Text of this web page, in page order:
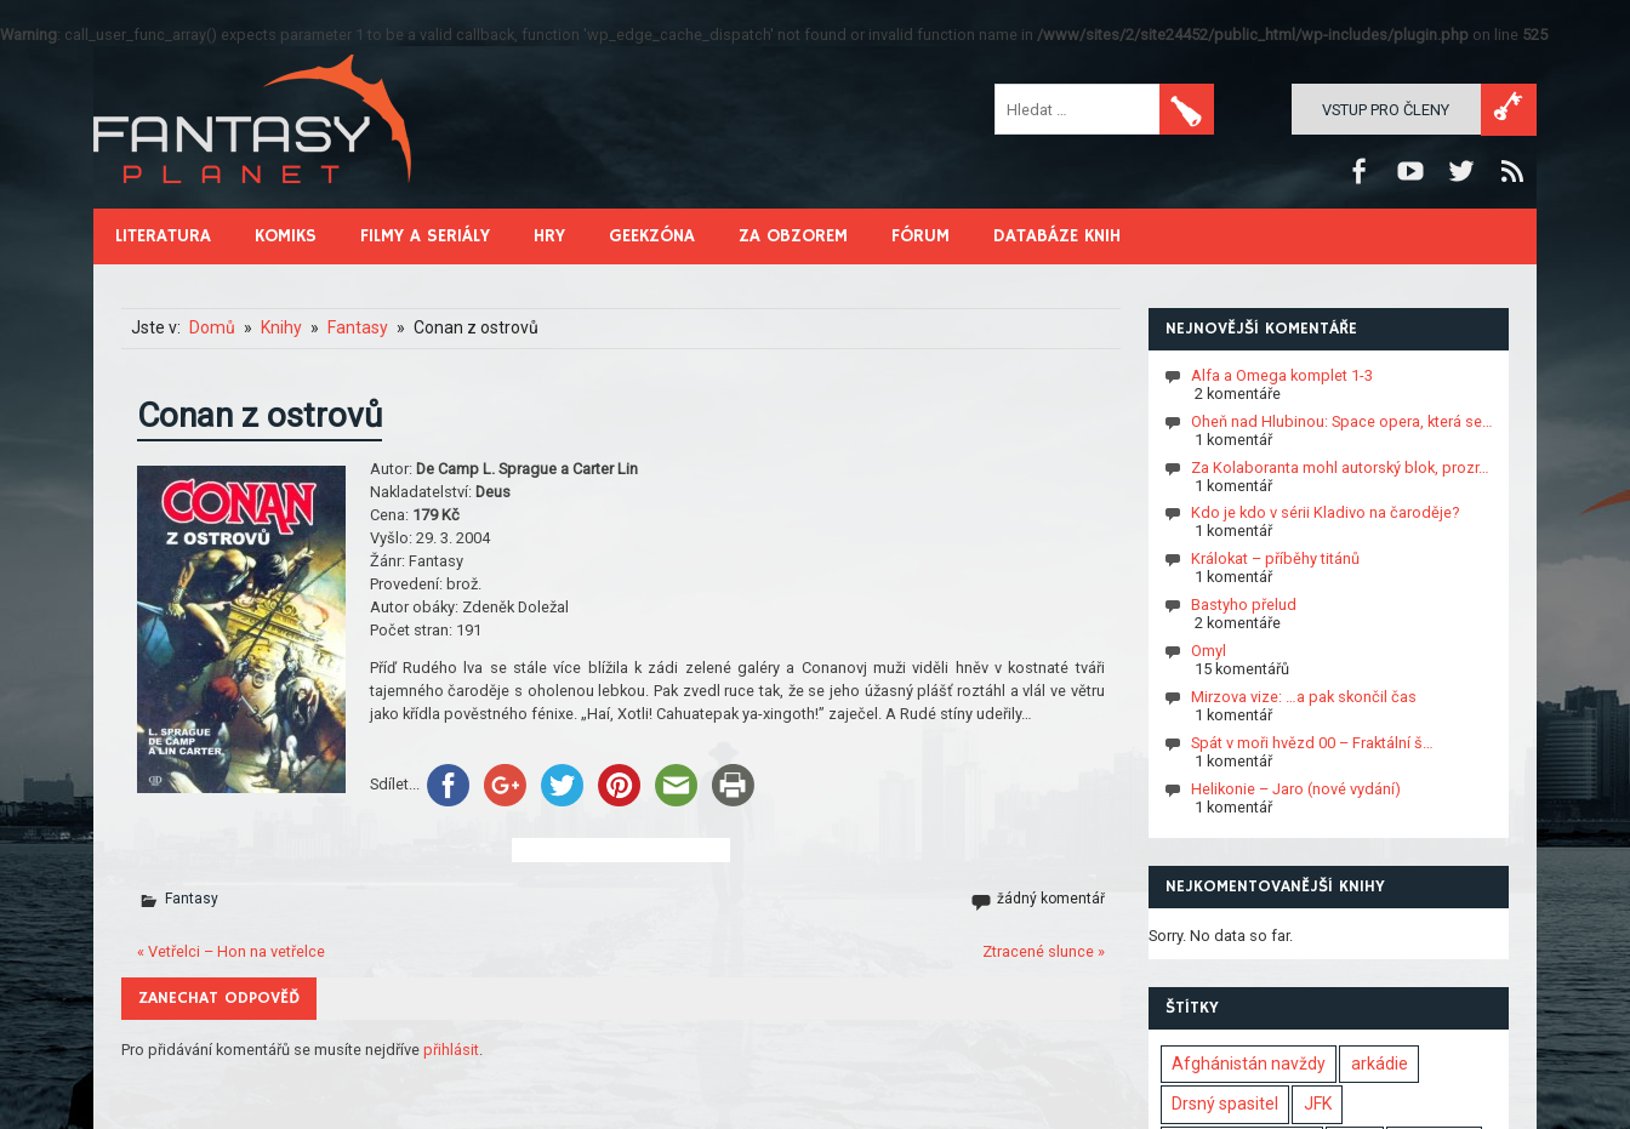
Warning: call_user_func_array() expects parameter 1 to be a valid callback, function 'wp_edge_cache_dispatch' not found or invalid function name in /www/sites/2/site24452/public_html/wp-includes/plugin.php on line 525
VSTUP PRO ČLENY
LITERATURA KOMIKS FILMY A SERIÁLY HRY GEEKZÓNA ZA OBZOREM FÓRUM DATABÁZE KNIH
Jste v: Domů Knihy Fantasy Conan z ostrovů
Conan z ostrovů
Autor: De Camp L. Sprague a Carter Lin
Nakladatelství: Deus
Cena: 179 Kč
Vyšlo: 29. 3. 2004
Žánr: Fantasy
Provedení: brož.
Autor obáky: Zdeněk Doležal
Počet stran: 191
Příď Rudého lva se stále více blížila k zádi zelené galéry a Conanovj muži viděli hněv v kostnaté tváři
tajemného čaroděje s oholenou lebkou. Pak zvedl ruce tak, že se jeho úžasný plášť roztáhl a vlál ve větru
jako křídla pověstného fénixe. „Haí, Xotli! Cahuatepak ya-xingoth!” zaječel. A Rudé stíny udeřily…
Sdílet...
Fantasy žádný komentář
« Vetřelci – Hon na vetřelce Ztracené slunce »
ZANECHAT ODPOVĚĎ
Pro přidávání komentářů se musíte nejdřívepřihlásit.
NEJNOVĚJŠÍ KOMENTÁŘE
Alfa a Omega komplet 1-3
2 komentáře
Oheň nad Hlubinou: Space opera, která se…
1 komentář
Za Kolaboranta mohl autorský blok, prozr…
1 komentář
Kdo je kdo v sérii Kladivo na čaroděje?
1 komentář
Králokat – příběhy titánů
1 komentář
Bastyho přelud
2 komentáře
Omyl
15 komentářů
Mirzova vize: …a pak skončil čas
1 komentář
Spát v moři hvězd 00 – Fraktální š…
1 komentář
Helikonie – Jaro (nové vydání)
1 komentář
NEJKOMENTOVANĚJŠÍ KNIHY
Sorry. No data so far.
ŠTÍTKY
Afghánistán navždy arkádie
Drsný spasitel JFK